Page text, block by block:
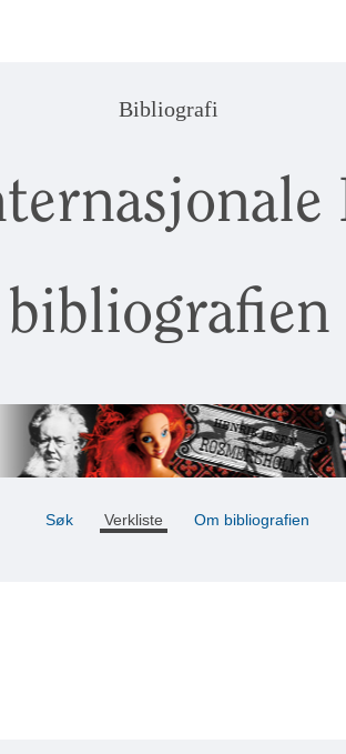
Bibliografi
bibliografien
Søk Verkliste Om bibliografien